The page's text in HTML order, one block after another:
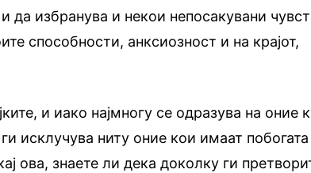
да избранува и некои непосакувани
способности, анксиозност и на крајот,
и иако најмногу се одразува на оние
исклучува ниту оние кои имаат побогата
ова, знаете ли дека доколку ги